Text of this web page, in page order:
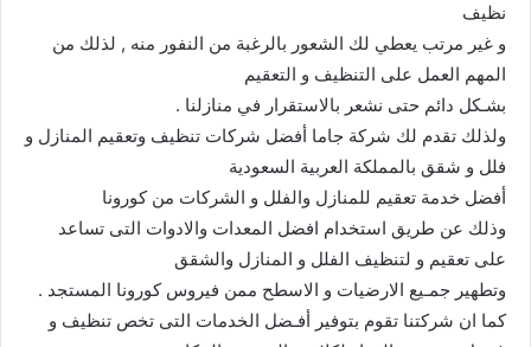
نظيف
و غير مرتب يعطي لك الشعور بالرغبة من النفور منه , لذلك من
المهم العمل على التنظيف و التعقيم
بشـكل دائم حتى نشعر بالاستقرار في منازلنا .
ولذلك تقدم لك شركة جاما أفضل شركات تنظيف وتعقيم المنازل و
فلل و شقق بالمملكة العربية السعودية
أفضل خدمة تعقيم للمنازل والفلل و الشركات من كورونا
وذلك عن طريق استخدام افضل المعدات والادوات التى تساعد
على تعقيم و لتنظيف الفلل و المنازل والشقق
وتطهير جمـيع الارضيات و الاسطح ممن فيروس كورونا المستجد .
كما ان شركتنا تقوم بتوفير أفـضل الخدمات التى تخص تنظيف و